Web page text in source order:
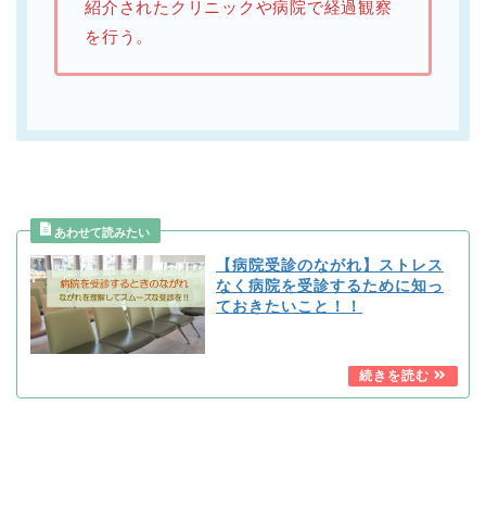
紹介されたクリニックや病院で経過観察
を行う。
【病院受診のながれ】ストレス
なく病院を受診するために知っ
ておきたいこと！！